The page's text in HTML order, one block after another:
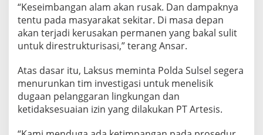
“Keseimbangan alam akan rusak. Dan dampaknya
tentu pada masyarakat sekitar. Di masa depan
akan terjadi kerusakan permanen yang bakal sulit
untuk direstrukturisasi,” terang Ansar.
Atas dasar itu, Laksus meminta Polda Sulsel segera
menurunkan tim investigasi untuk menelisik
dugaan pelanggaran lingkungan dan
ketidaksesuaian izin yang dilakukan PT Artesis.